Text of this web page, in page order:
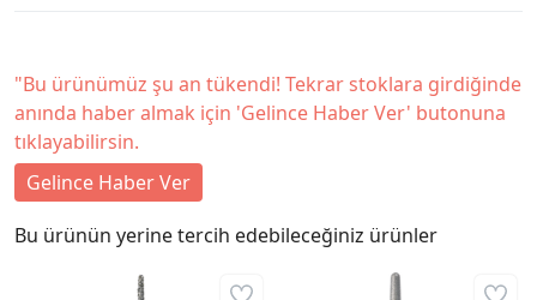
"Bu ürünümüz şu an tükendi! Tekrar stoklara girdiğinde
anında haber almak için 'Gelince Haber Ver' butonuna
tıklayabilirsin.
Gelince Haber Ver
Bu ürünün yerine tercih edebileceğiniz ürünler